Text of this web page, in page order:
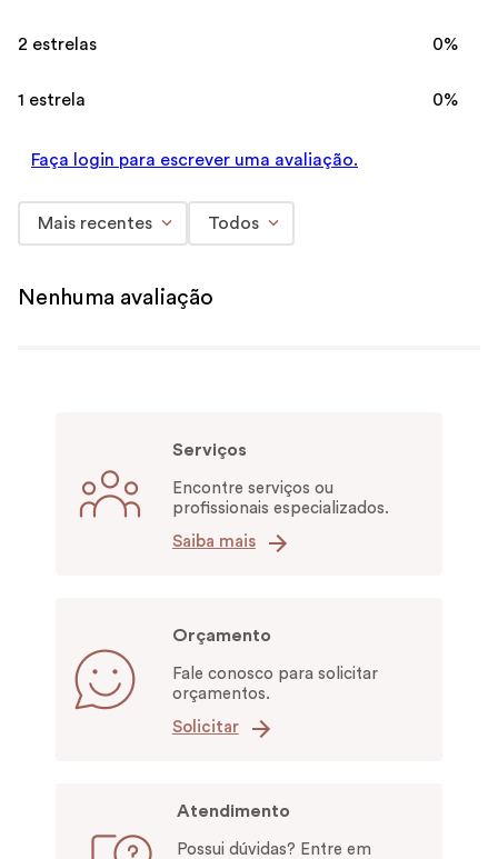
2 estrelas 0%
1 estrela 0%
Faça login para escrever uma avaliação.
Mais recentes Todos
Nenhuma avaliação
Serviços
Encontre serviços ou
profissionais especializados.
Saiba mais
Orçamento
Fale conosco para solicitar
orçamentos.
Solicitar
Atendimento
Possui dúvidas? Entre em